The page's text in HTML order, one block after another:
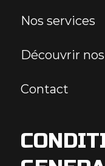
Nos services
Découvrir
Contact